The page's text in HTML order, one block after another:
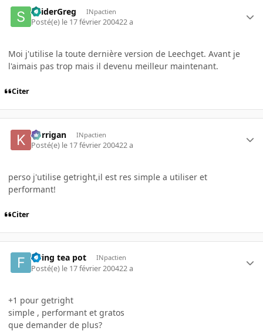
SpiderGreg INpactien
Posté(e) le 17 février 200422 a
Moi j'utilise la toute dernière version de Leechget. Avant je
l'aimais pas trop mais il devenu meilleur maintenant.
Citer
korrigan INpactien
Posté(e) le 17 février 200422 a
perso j'utilise getright,il est res simple a utiliser et
performant!
Citer
flying tea pot INpactien
Posté(e) le 17 février 200422 a
+1 pour getright
simple , performant et gratos
que demander de plus?